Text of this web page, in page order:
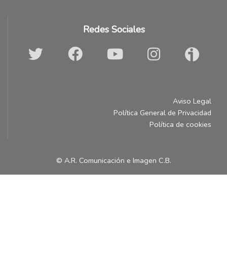
Redes Sociales
Aviso Legal
Política General de Privacidad
Política de cookies
© A.R. Comunicación e Imagen C.B.